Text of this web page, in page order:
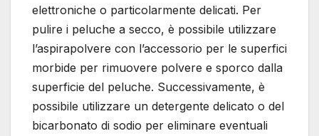
elettroniche o particolarmente delicati. Per
pulire i peluche a secco, è possibile utilizzare
l’aspirapolvere con l’accessorio per le superfici
morbide per rimuovere polvere e sporco dalla
superficie del peluche. Successivamente, è
possibile utilizzare un detergente delicato o del
bicarbonato di sodio per eliminare eventuali